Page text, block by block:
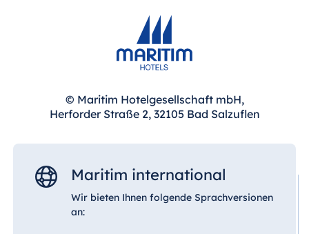
© Maritim Hotelgesellschaft mbH,
Herforder Straße 2, 32105 Bad Salzuflen
Maritim international
Wir bieten Ihnen folgende Sprachversionen
an: